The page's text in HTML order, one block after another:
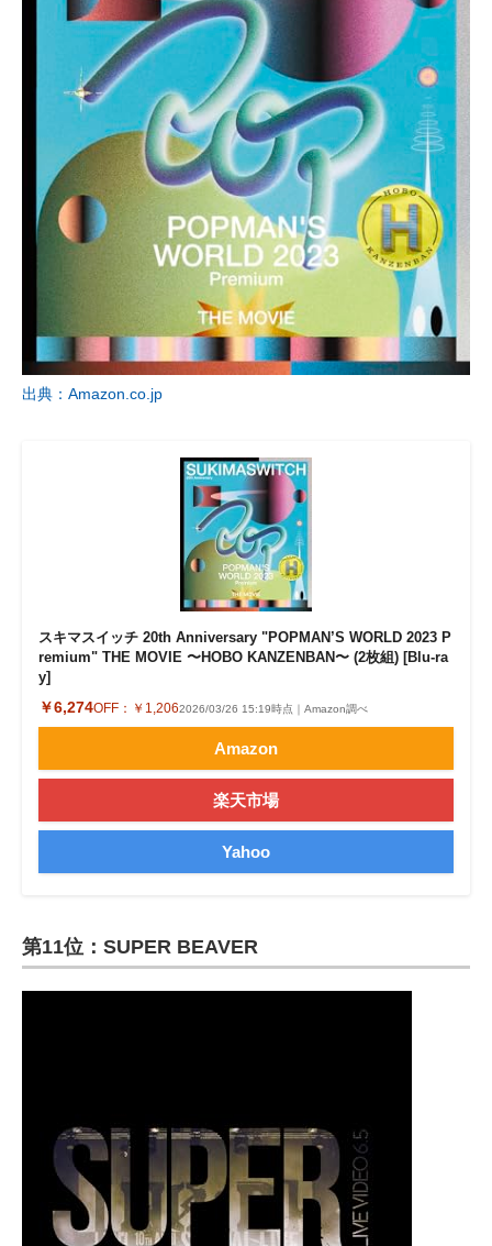
出典：Amazon.co.jp
スキマスイッチ 20th Anniversary "POPMAN’S WORLD 2023 P
remium" THE MOVIE 〜HOBO KANZENBAN〜 (2枚組) [Blu-ra
y]
￥6,274OFF： ￥1,2062026/03/26 15:19時点｜Amazon調べ
Amazon
楽天市場
Yahoo
第11位：SUPER BEAVER